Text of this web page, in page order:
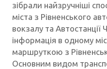
зібрали найзручніші
міста з Рівненського
вокзалу та
інформація в одному
маршруткою з
Основним видом